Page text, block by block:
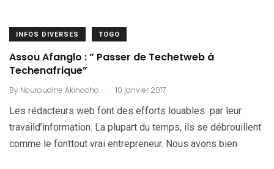
INFOS DIVERSES TOGO
Assou Afanglo : ” Passer de Techetweb à
Techenafrique”
By Nouroudine Akinocho . 10 janvier 2017
Les rédacteurs web font des efforts louables par leur
travaild’information. La plupart du temps, ils se débrouillent
comme le fonttout vrai entrepreneur. Nous avons bien